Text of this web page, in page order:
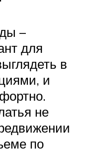
–
для
в
и
не
по